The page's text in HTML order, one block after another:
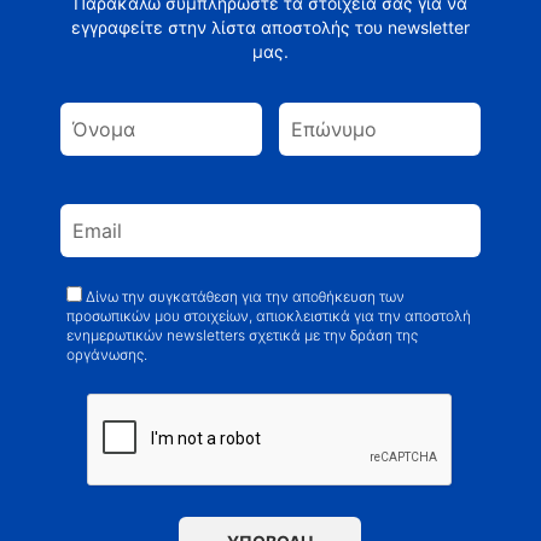
εγγραφείτε στην λίστα αποστολής του newsletter
μας.
Δίνω την συγκατάθεση για την αποθήκευση των
προσωπικών μου στοιχείων, απιοκλειστικά για την αποστολή
ενημερωτικών newsletters σχετικά με την δράση της
οργάνωσης.